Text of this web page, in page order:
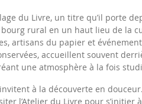
du Livre, un titre qu’il porte
rural en un haut lieu de la
artisans du papier et
accueillent souvent
une atmosphère à la fois
à la découverte en
l’Atelier du Livre pour s’initier